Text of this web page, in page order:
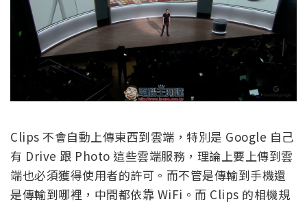
Clips 不會自動上傳東西到雲端，特別是 Google 自己
有 Drive 跟 Photo 這些雲端服務，理論上要上傳到雲
端也必須獲得使用者的許可。而不管是傳輸到手機還
是傳輸到哪裡，中間都依靠 WiFi。而 Clips 的相機規